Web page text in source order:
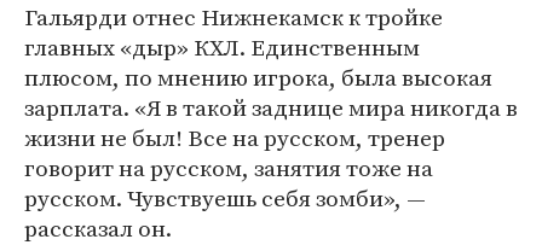
Гальярди отнес Нижнекамск к тройке
главных «дыр» КХЛ. Единственным
плюсом, по мнению игрока, была высокая
зарплата. «Я в такой заднице мира никогда в
жизни не был! Все на русском, тренер
говорит на русском, занятия тоже на
русском. Чувствуешь себя зомби», —
рассказал он.